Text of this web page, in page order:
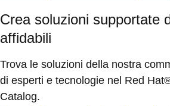
Crea soluzioni supportate
affidabili
Trova le soluzioni della nostra
di esperti e tecnologie nel Red
Catalog.